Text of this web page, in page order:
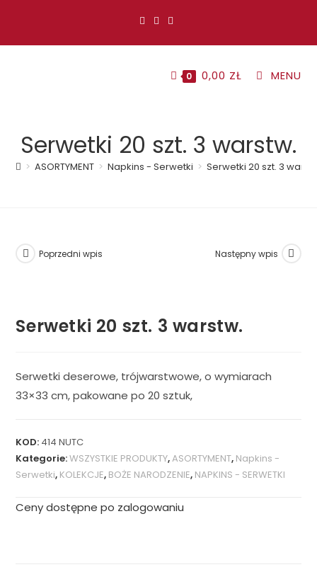
0 0,00 ZŁ MENU
Serwetki 20 szt. 3 warstw.
> ASORTYMENT > Napkins - Serwetki > Serwetki 20 szt. 3
Poprzedni wpis Następny wpis
Serwetki 20 szt. 3 warstw.
Serwetki deserowe, trójwarstwowe, o wymiarach
33×33 cm, pakowane po 20 sztuk,
KOD: 414 NUTC
Kategorie:WSZYSTKIE PRODUKTY,ASORTYMENT, Napkins -
Serwetki, KOLEKCJE, BOŻE NARODZENIE, NAPKINS - SERWETKI
Ceny dostępne po zalogowaniu